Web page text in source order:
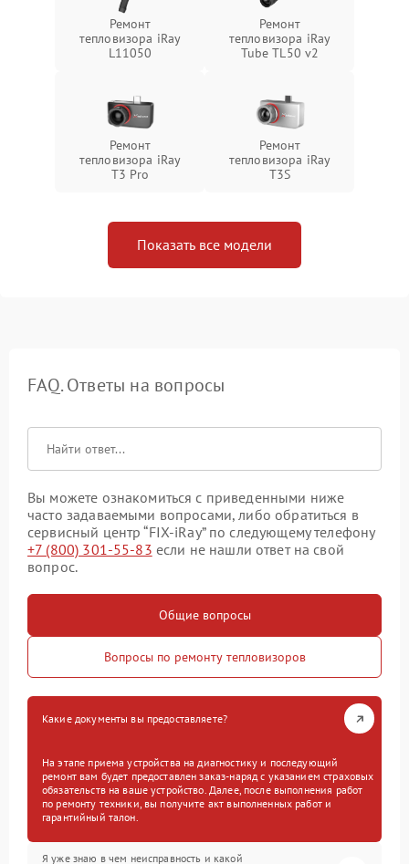
Ремонт
тепловизора iRay
L11050
Ремонт
тепловизора iRay
Tube TL50 v2
Ремонт
тепловизора iRay
T3 Pro
Ремонт
тепловизора iRay
T3S
Показать все модели
FAQ. Ответы на вопросы
Вы можете ознакомиться с приведенными ниже
часто задаваемыми вопросами, либо обратиться в
сервисный центр “FIX-iRay” по следующему телефону
+7 (800) 301-55-83 если не нашли ответ на свой
вопрос.
Общие вопросы
Вопросы по ремонту тепловизоров
Какие документы вы предоставляете?
На этапе приема устройства на диагностику и последующий
ремонт вам будет предоставлен заказ-наряд с указанием страховых
обязательств на ваше устройство. Далее, после выполнения работ
по ремонту техники, вы получите акт выполненных работ и
гарантийный талон.
Я уже знаю в чем неисправность и какой